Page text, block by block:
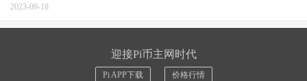
2023-09-18
迎接Pi币主网时代
Pi APP下载 价格行情